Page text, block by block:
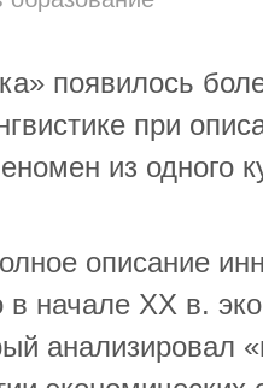
появилось
при
из одного
описание
в начале XX в.
анализировал